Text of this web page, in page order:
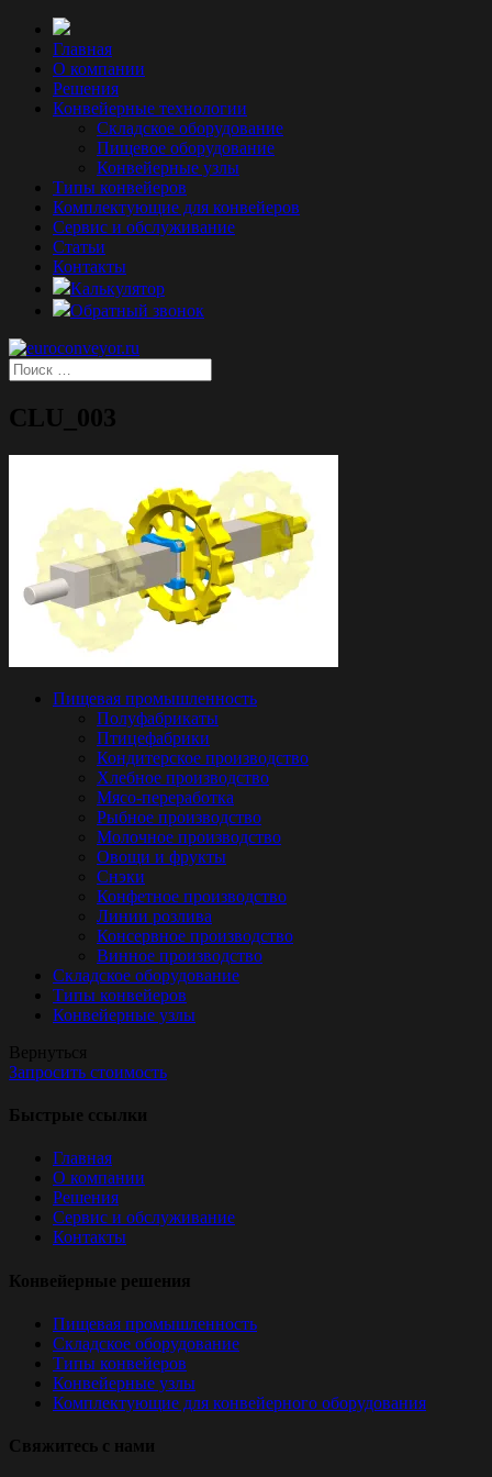
Главная
О компании
Решения
Конвейерные технологии
Складское оборудование
Пищевое оборудование
Конвейерные узлы
Типы конвейеров
Комплектующие для конвейеров
Сервис и обслуживание
Статьи
Контакты
Калькулятор
Обратный звонок
CLU_003
Пищевая промышленность
Полуфабрикаты
Птицефабрики
Кондитерское производство
Хлебное производство
Мясо-переработка
Рыбное производство
Молочное производство
Овощи и фрукты
Снэки
Конфетное производство
Линии розлива
Консервное производство
Винное производство
Складское оборудование
Типы конвейеров
Конвейерные узлы
Вернуться
Запросить стоимость
Быстрые ссылки
Главная
О компании
Решения
Сервис и обслуживание
Контакты
Конвейерные решения
Пищевая промышленность
Складское оборудование
Типы конвейеров
Конвейерные узлы
Комплектующие для конвейерного оборудования
Свяжитесь с нами